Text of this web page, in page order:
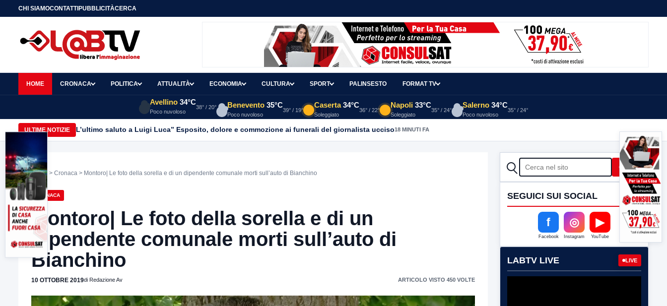
CHI SIAMOCONTATTIPUBBLICITÀCERCA
HOME CRONACA POLITICA ATTUALITÀ ECONOMIA CULTURA SPORT PALINSESTO FORMAT TV
Avellino 34°C
Poco nuvoloso
38° / 20° Benevento 35°C
Poco nuvoloso
39° / 19°
Caserta 34°C
Soleggiato
36° / 22°
Napoli 33°C
Soleggiato
35° / 24°
Salerno 34°C
Poco nuvoloso
35° / 24°
ULTIME NOTIZIE L’ultimo saluto a Luigi Luca” Esposito, dolore e commozione ai funerali del giornalista ucciso18 MINUTI FA
Home > Cronaca > Montoro| Le foto della sorella e di un dipendente comunale morti sull’auto di Bianchino
CRONACA
Montoro| Le foto della sorella e di un
dipendente comunale morti sull’auto di
Bianchino
10 OTTOBRE 2019di Redazione Av ARTICOLO VISTO 450 VOLTE
CERCA Cerca
SEGUICI SUI SOCIAL
f
Facebook
◎
Instagram
▶
YouTube
LABTV LIVE LIVE